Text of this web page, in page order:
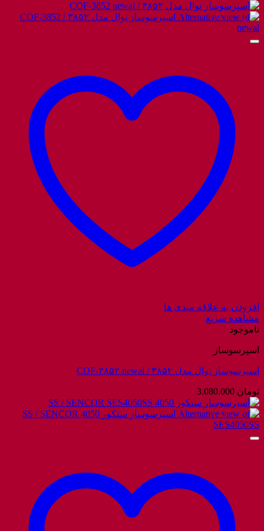
افزودن به علاقه مندی ها
مشاهده سریع
ناموجود
اسپرسوساز
اسپرسوساز نوال مدل ۳۸۵۲ / COF-۳۸۵۲ newal
تومان